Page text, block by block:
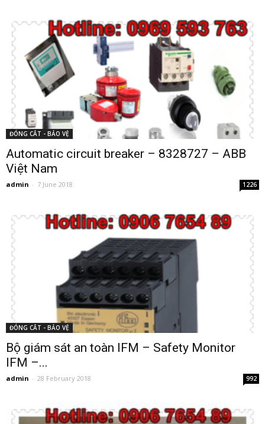
ĐÓNG CẮT - BẢO VỆ
Automatic circuit breaker – 8328727 – ABB
Việt Nam
admin - 7 June 2018 1226
ĐÓNG CẮT - BẢO VỆ
Bộ giám sát an toàn IFM – Safety Monitor
IFM –...
admin - 28 February 2018 992